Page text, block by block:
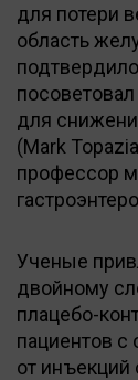
для потери
область
для
(Mark
профессор
Ученые
двойному
плацебо-
пациентов
от инъекций